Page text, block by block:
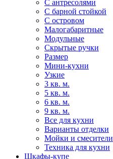
С антресолями
С барной стойкой
С островом
Малогабаритные
Модульные
Скрытые ручки
Размер
Мини-кухни
Узкие
3 кв. м.
5 кв. м.
6 кв. м.
9 кв. м.
Все для кухни
Варианты отделки
Мойки и смесители
Техника для кухни
Шкафы-купе